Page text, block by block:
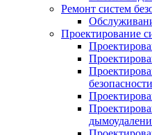
Ремонт систем
Проектирование
безопасности